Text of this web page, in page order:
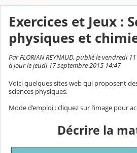
Exercices et Jeux :
physiques et
Par FLORIAN REYNAUD, publié le vendredi
à jour le jeudi 17 septembre 2015 14:47
Voici quelques sites web qui proposent
sciences physiques.
Mode d’emploi : cliquez sur l’image pour
Décrire la